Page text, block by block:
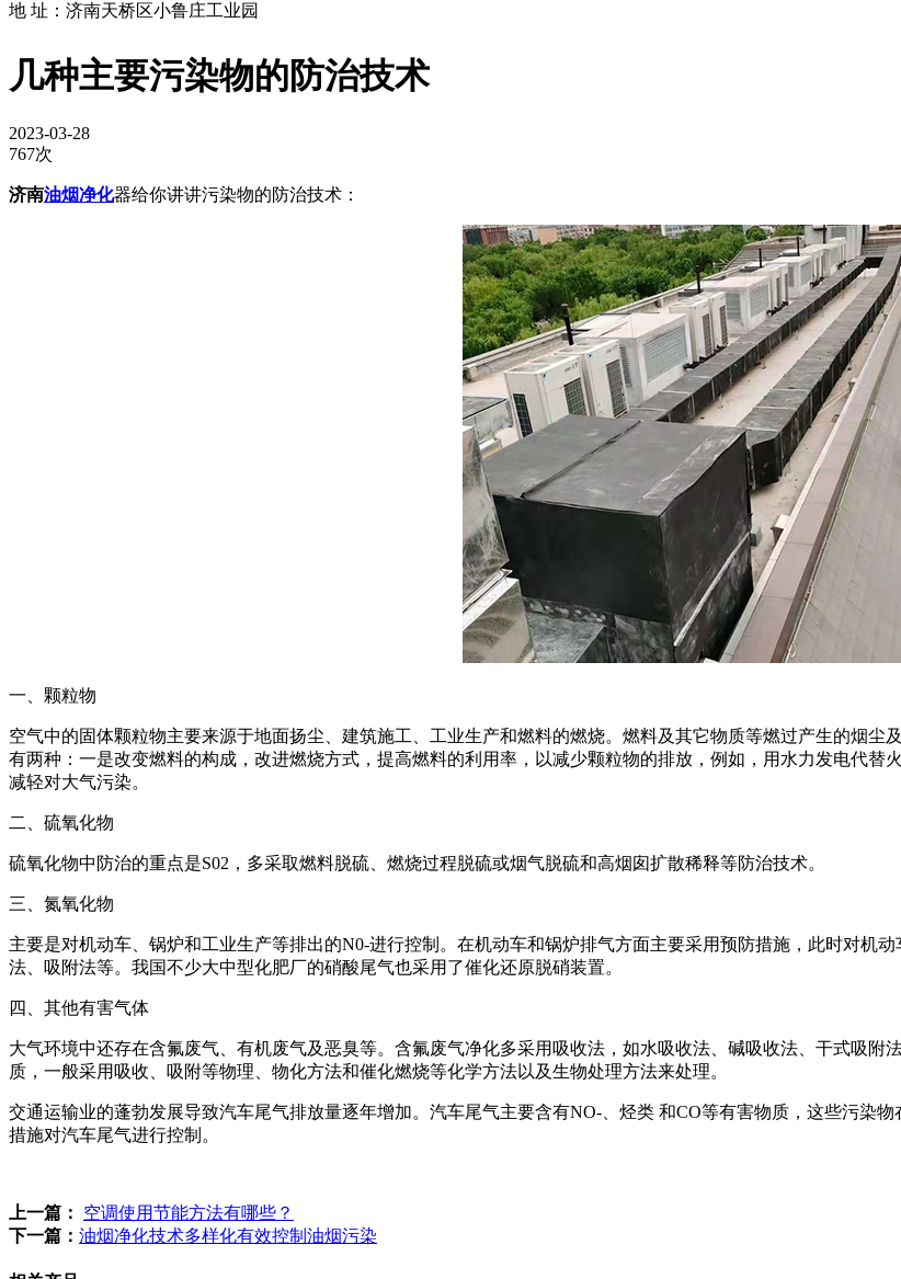
地 址： 济南天桥区小鲁庄工业园
几种主要污染物的防治技术
2023-03-28
767次
济南油烟净化器给你讲讲污染物的防治技术：
一、颗粒物
空气中的固体颗粒物主要来源于地面扬尘、建筑施工、工业生产和燃料的燃烧。燃料及其它物质等燃过产生的烟
有两种：一是改变燃料的构成，改进燃烧方式，提高燃料的利用率，以减少颗粒物的排放，例如，用水力发电代
减轻对大气污染。
二、硫氧化物
硫氧化物中防治的重点是S02，多采取燃料脱硫、燃烧过程脱硫或烟气脱硫和高烟囱扩散稀释等防治技术。
三、氮氧化物
主要是对机动车、锅炉和工业生产等排出的N0-进行控制。在机动车和锅炉排气方面主要采用预防措施，此时对机
法、吸附法等。我国不少大中型化肥厂的硝酸尾气也采用了催化还原脱硝装置。
四、其他有害气体
大气环境中还存在含氟废气、有机废气及恶臭等。含氟废气净化多采用吸收法，如水吸收法、碱吸收法、干式吸
质，一般采用吸收、吸附等物理、物化方法和催化燃烧等化学方法以及生物处理方法来处理。
交通运输业的蓬勃发展导致汽车尾气排放量逐年增加。汽车尾气主要含有NO-、烃类 和CO等有害物质，这些污染
措施对汽车尾气进行控制。
上一篇：
空调使用节能方法有哪些？
下一篇： 油烟净化技术多样化有效控制油烟污染